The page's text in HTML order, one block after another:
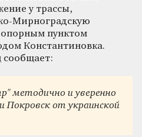
у трассы,
Мирноградскую
пунктом
Константиновка.
сообщает:
методично и уверенно
Покровск от украинской